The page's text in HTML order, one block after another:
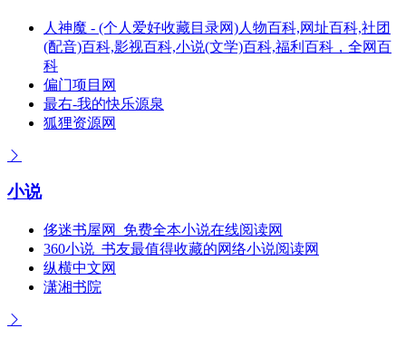
人神魔 - (个人爱好收藏目录网)人物百科,网址百科,社团
(配音)百科,影视百科,小说(文学)百科,福利百科，全网百
科
偏门项目网
最右-我的快乐源泉
狐狸资源网
小说
侈迷书屋网_免费全本小说在线阅读网
360小说_书友最值得收藏的网络小说阅读网
纵横中文网
潇湘书院